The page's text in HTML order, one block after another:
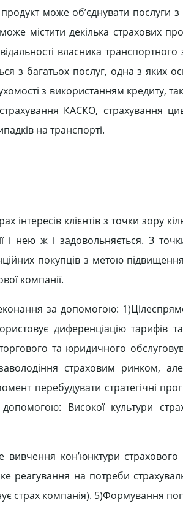
може об’єднувати послуги з
містити декілька страхових
власника транспортного
з багатьох послуг, одна з яких
з використанням кредиту,
КАСКО, страхування
на транспорті.
клієнтів з точки зору
і нею ж і задовольняється. З
покупців з метою
компанії.
за допомогою:
диференціацію тарифів
та юридичного
страховим ринком,
перебудувати стратегічні
Високої культури
кон’юнктури страхового
реагування на потреби
страх компанія). 5)Формування